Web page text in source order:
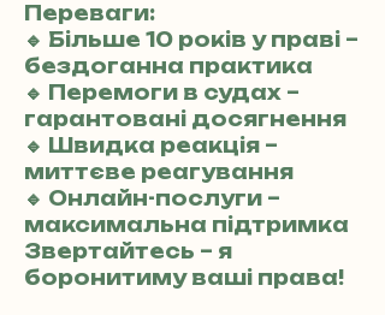
Переваги:
🔹 Більше 10 років у праві –
бездоганна практика
🔹 Перемоги в судах –
гарантовані досягнення
🔹 Швидка реакція –
миттєве реагування
🔹 Онлайн-послуги –
максимальна підтримка
Звертайтесь – я
боронитиму ваші права!